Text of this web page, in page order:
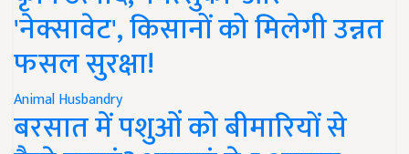
'नेक्सावेट', किसानों को मिलेगी उन्नत
फसल सुरक्षा!
Animal Husbandry
बरसात में पशुओं को बीमारियों से